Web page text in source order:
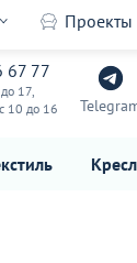
Проекты
67 77
17,
10 до 16